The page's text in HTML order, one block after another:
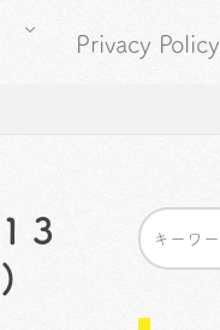
Privacy Policy